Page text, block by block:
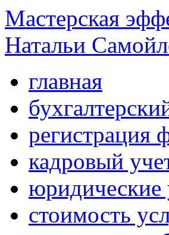
Мастерская
Натальи
главная
регистрация
кадровый
юридические
стоимость